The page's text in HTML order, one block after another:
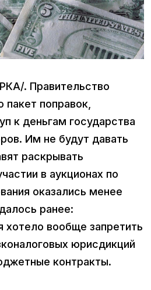
. Правительство
пакет поправок,
к деньгам государства
Им не будут давать
раскрывать
в аукционах по
оказались менее
ранее:
хотело вообще запретить
юрисдикций
контракты.